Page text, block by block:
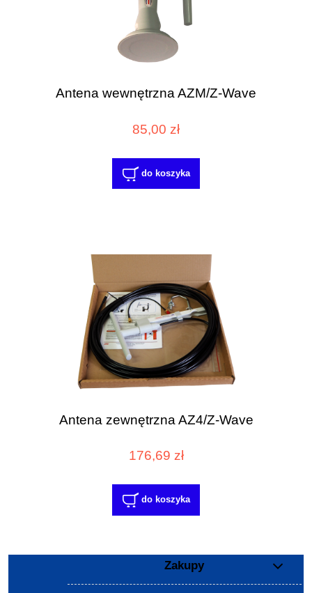
Antena wewnętrzna AZM/Z-Wave
85,00 zł
do koszyka
Antena zewnętrzna AZ4/Z-Wave
176,69 zł
do koszyka
Zakupy